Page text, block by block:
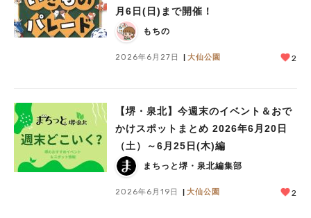
月6日(日)まで開催！
もちの
2026年6月27日 大仙公園 2
【堺・泉北】今週末のイベント＆おで
かけスポットまとめ 2026年6月20日
（土）～6月25日(木)編
まちっと堺・泉北編集部
2026年6月19日 大仙公園 2